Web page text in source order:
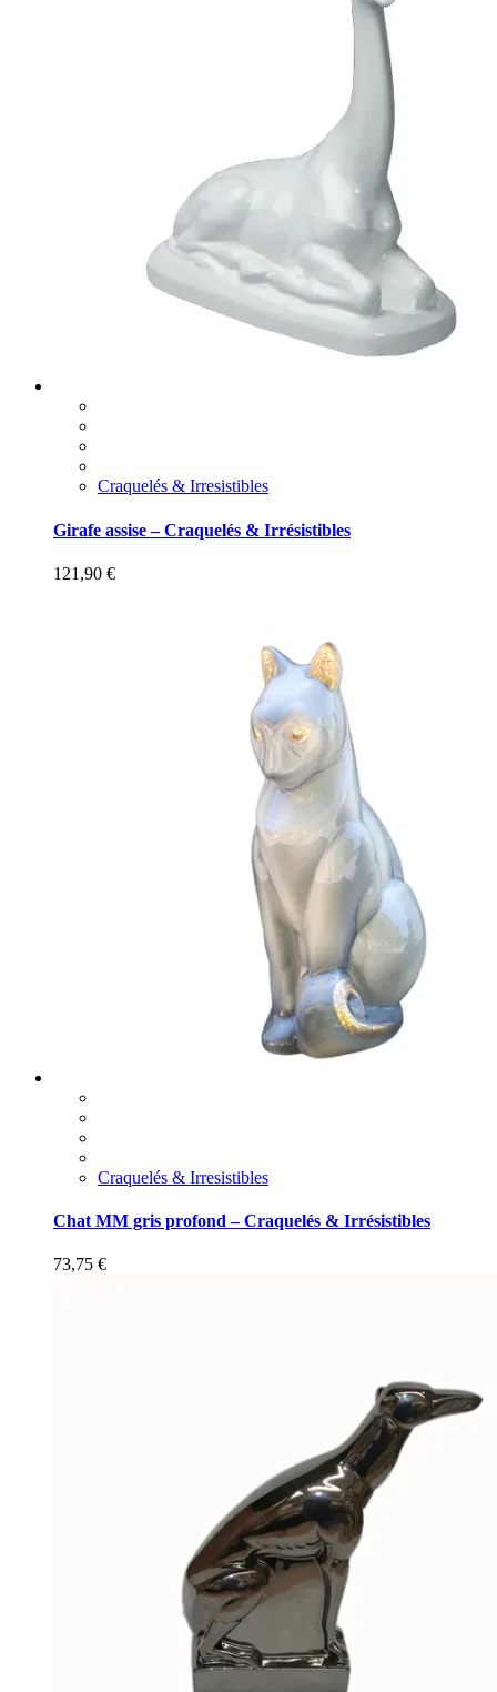
Craquelés & Irresistibles
Girafe assise – Craquelés & Irrésistibles
121,90 €
Craquelés & Irresistibles
Chat MM gris profond – Craquelés & Irrésistibles
73,75 €